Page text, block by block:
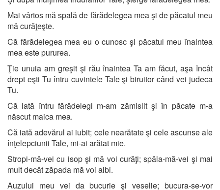
Mai vârtos mă spală de fărădelegea mea şi de păcatul meu
mă curăţeşte.
Că fărădelegea mea eu o cunosc şi păcatul meu înaintea
mea este pururea.
Ţie unuia am greşit şi rău înaintea Ta am făcut, aşa încât
drept eşti Tu întru cuvintele Tale şi biruitor când vei judeca
Tu.
Că iată întru fărădelegi m-am zămislit şi în păcate m-a
născut maica mea.
Că iată adevărul ai iubit; cele nearătate şi cele ascunse ale
înţelepciunii Tale, mi-ai arătat mie.
Stropi-mă-vei cu isop şi mă voi curăţi; spăla-mă-vei şi mai
mult decât zăpada mă voi albi.
Auzului meu vei da bucurie şi veselie; bucura-se-vor